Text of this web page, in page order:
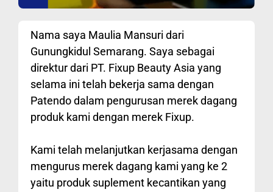
Nama saya Maulia Mansuri dari
Gunungkidul Semarang. Saya sebagai
direktur dari PT. Fixup Beauty Asia yang
selama ini telah bekerja sama dengan
Patendo dalam pengurusan merek dagang
produk kami dengan merek Fixup.
Kami telah melanjutkan kerjasama dengan
mengurus merek dagang kami yang ke 2
yaitu produk suplement kecantikan yang